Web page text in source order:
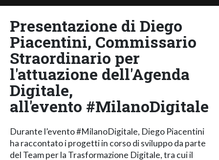
Presentazione di Diego
Piacentini, Commissario
Straordinario per
l'attuazione dell'Agenda
Digitale,
all'evento #MilanoDigitale
Durante l’evento #MilanoDigitale, Diego Piacentini
ha raccontato i progetti in corso di sviluppo da parte
del Team per la Trasformazione Digitale, tra cui il